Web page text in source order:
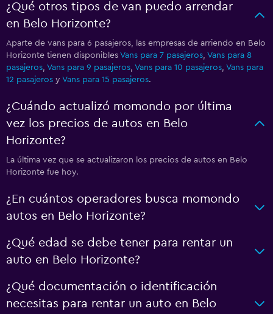
¿Qué otros tipos de van puedo arrendar
en Belo Horizonte?
Aparte de vans para 6 pasajeros, las empresas de arriendo en Belo
Horizonte tienen disponibles Vans para 7 pasajeros, Vans para 8
pasajeros, Vans para 9 pasajeros, Vans para 10 pasajeros, Vans para
12 pasajeros y Vans para 15 pasajeros.
¿Cuándo actualizó momondo por última
vez los precios de autos en Belo
Horizonte?
La última vez que se actualizaron los precios de autos en Belo
Horizonte fue hoy.
¿En cuántos operadores busca momondo
autos en Belo Horizonte?
¿Qué edad se debe tener para rentar un
auto en Belo Horizonte?
¿Qué documentación o identificación
necesitas para rentar un auto en Belo